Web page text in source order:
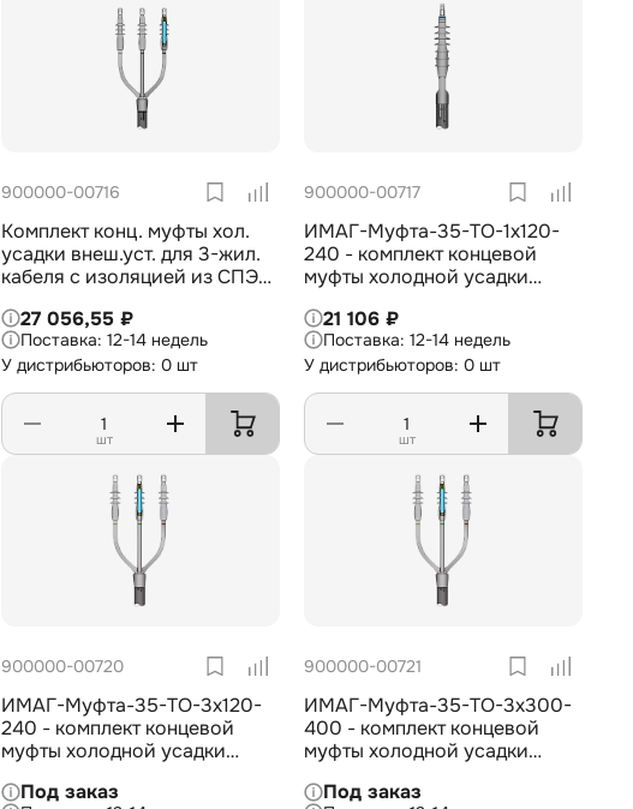
900000-00716
Комплект конц. муфты хол.
усадки внеш.уст. для 3-жил.
кабеля с изоляцией из СПЭ
27 056,55 ₽
12-14 недель
У дистрибьюторов: 0 шт
шт
900000-00717
ИМАГ-Муфта-35-TO-1х120-
240 - комплект концевой
муфты холодной усадки
жил. кабеля с изоляцией из
СПЭ на 35 кВ, 1х120-240 мм2
21 106 ₽
12-14 недель
У дистрибьюторов: 0 шт
шт
900000-00720
ИМАГ-Муфта-35-TO-3х120-
240 - комплект концевой
муфты холодной усадки
жил. кабеля с изоляцией из
Под заказ
900000-00721
ИМАГ-Муфта-35-TO-3х300-
400 - комплект концевой
муфты холодной усадки
жил. кабеля с изоляцией из
Под заказ